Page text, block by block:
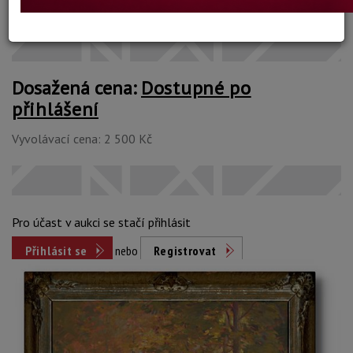
Dosažená cena: Dostupné po
přihlášení
Vyvolávací cena: 2 500 Kč
Pro účast v aukci se stačí přihlásit
Přihlásit se
nebo Registrovat